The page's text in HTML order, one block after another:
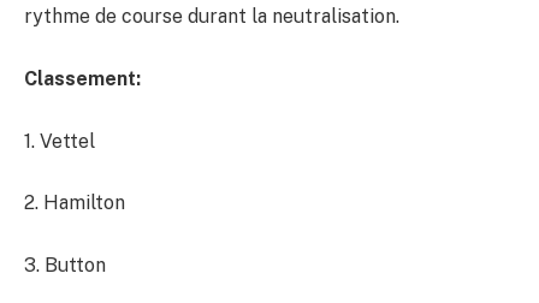
rythme de course durant la neutralisation.
Classement:
1. Vettel
2. Hamilton
3. Button